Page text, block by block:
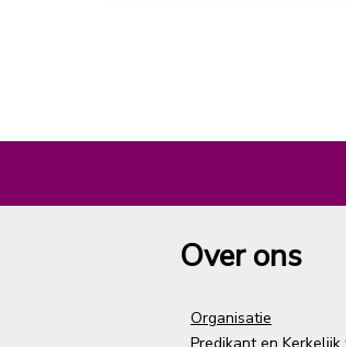
Over ons
Organisatie